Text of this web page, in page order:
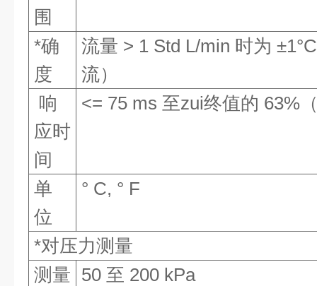
围
*确
度
流量 > 1 Std L/min 时为
流）
响
应时
间
<= 75 ms 至zui终值的 63%
单
位
° C, ° F
*对压力测量
测量 50 至 200 kPa